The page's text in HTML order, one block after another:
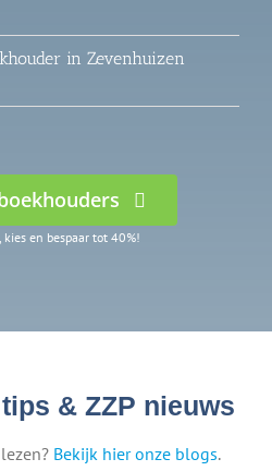
in Zevenhuizen
kies en bespaar tot 40%!
& ZZP nieuws
Bekijk hier onze blogs.